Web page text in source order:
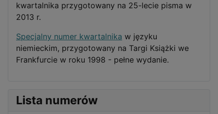
kwartalnika przygotowany na 25-lecie pisma w
2013 r.
Specjalny numer kwartalnika w języku
niemieckim, przygotowany na Targi Książki we
Frankfurcie w roku 1998 - pełne wydanie.
Lista numerów